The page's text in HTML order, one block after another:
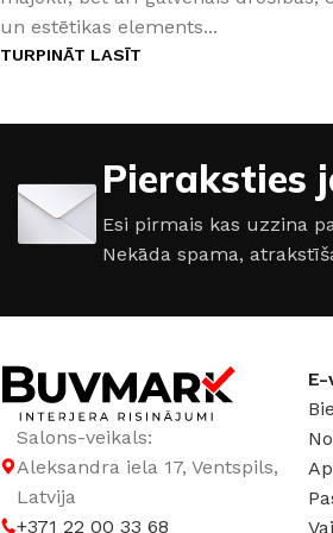
Šķidrās tapetes
Ekoloģisks un videi draudzīgs
risinājums
ŠĶIDRĀS TAPETES
Silk Plaster kolekcijas
Victoria du Monde kolekcijas
Piedevas (lakas, spīdumi un tml.)
un estētikas elements...
TURPINĀT LASĪT
Pieraksties
Esi pirmais kas uzzina
Nekāda spama,
Salons-veikals:
Aleksandra iela 17, Ventspils,
Latvija
+371 22 00 33 68